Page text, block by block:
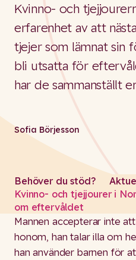
Kvinno- och
erfarenhet av att
tjejer som lämnat sin
bli utsatta för
har de sammanställt
Sofia Börjesson
Behöver du stöd?
Kvinno- och tjejjourer i
om eftervåldet
Mannen accepterar inte
honom, han talar illa om
han använder barnen för